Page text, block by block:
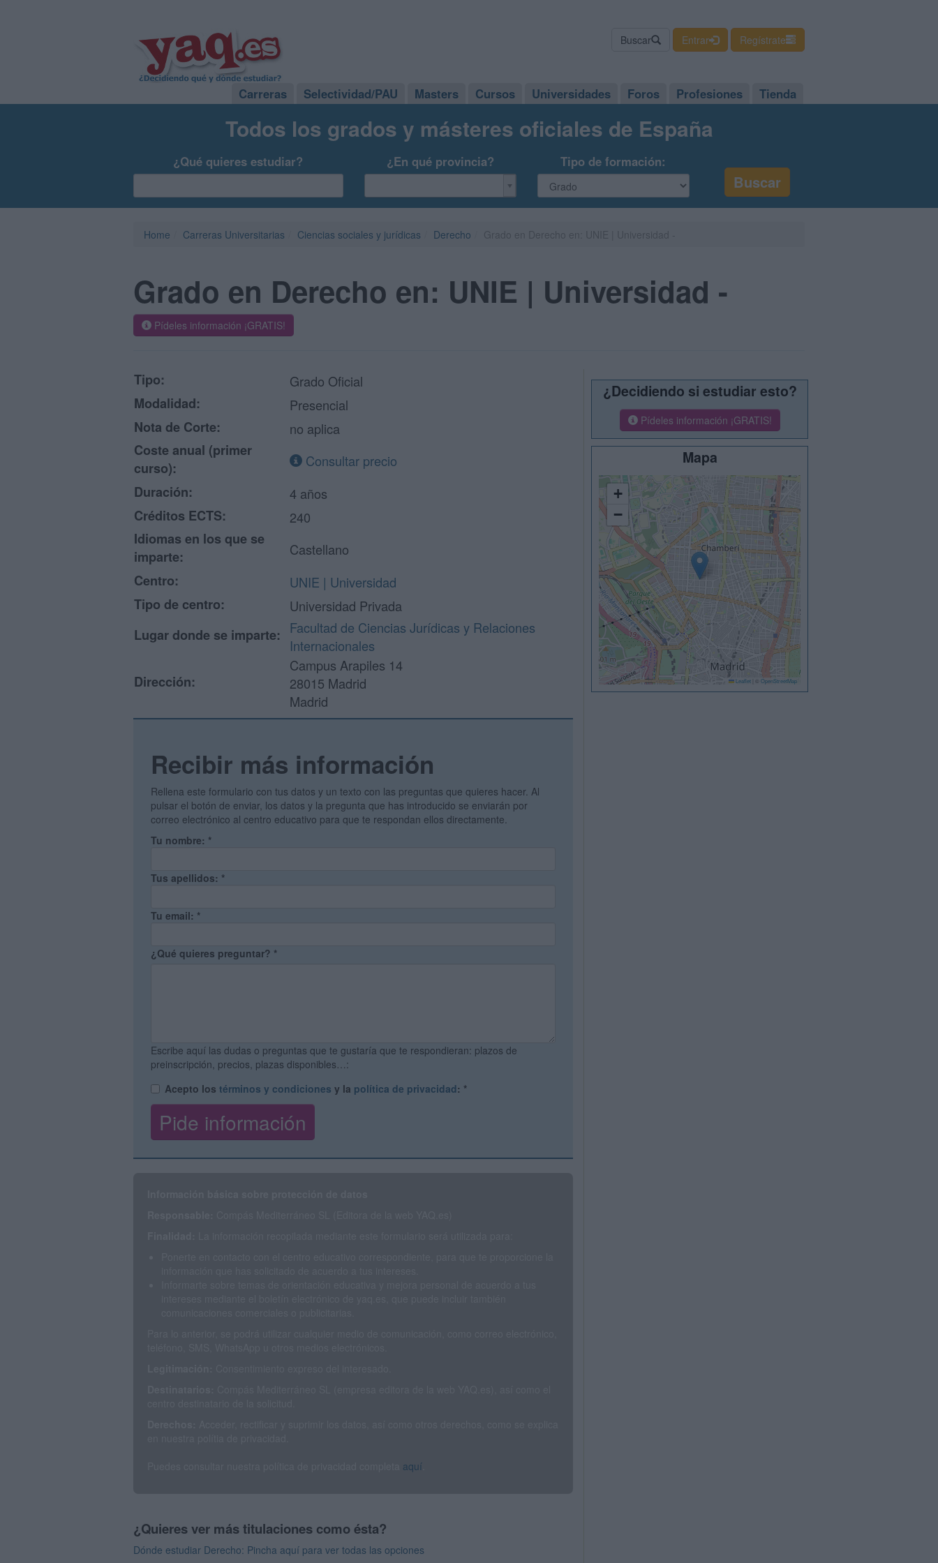
Buscar Entrar Regístrate
Carreras Selectividad/PAU Masters Cursos Universidades Foros Profesiones Tienda
Todos los grados y másteres oficiales de España
¿Qué quieres estudiar? ¿En qué provincia? Tipo de formación:
Home Carreras Universitarias Ciencias sociales y jurídicas Derecho
Grado en Derecho en: UNIE | Universidad -
Pídeles información ¡GRATIS!
Tipo:
Grado Oficial
Modalidad:
Presencial
Nota de Corte:
no aplica
Coste anual (primer
curso):
Consultar precio
Duración:
4 años
Créditos ECTS:
240
Idiomas en los que se
imparte:
Castellano
Centro:
UNIE | Universidad
Tipo de centro:
Universidad Privada
Lugar donde se imparte:
Facultad de Ciencias Jurídicas y Relaciones
Internacionales
Dirección:
Campus Arapiles 14
28015 Madrid
Madrid
Recibir más información
Rellena este formulario con tus datos y un texto con las preguntas que quieres hacer. Al
pulsar el botón de enviar, los datos y la pregunta que has introducido se enviarán por
correo electrónico al centro educativo para que te respondan ellos directamente.
Tu nombre: *
Tus apellidos: *
Tu email: *
¿Qué quieres preguntar? *
Escribe aquí las dudas o preguntas que te gustaría que te respondieran: plazos de
preinscripción, precios, plazas disponibles…:
Acepto los términos y condiciones y la política de privacidad: *
aquí
¿Quieres ver más titulaciones como ésta?
Dónde estudiar Derecho: Pincha aquí para ver todas las opciones
¿Decidiendo si estudiar esto?
Pídeles información ¡GRATIS!
Mapa
+
−
Leaflet © OpenStreetMap